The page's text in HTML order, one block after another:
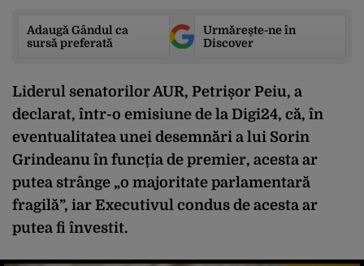
Adaugă Gândul ca
sursă preferată
Urmărește-ne în
Discover
Liderul senatorilor AUR, Petrișor Peiu, a
declarat, într-o emisiune de la Digi24, că, în
eventualitatea unei desemnări a lui Sorin
Grindeanu în funcția de premier, acesta ar
putea strânge „o majoritate parlamentară
fragilă”, iar Executivul condus de acesta ar
putea fi învestit.